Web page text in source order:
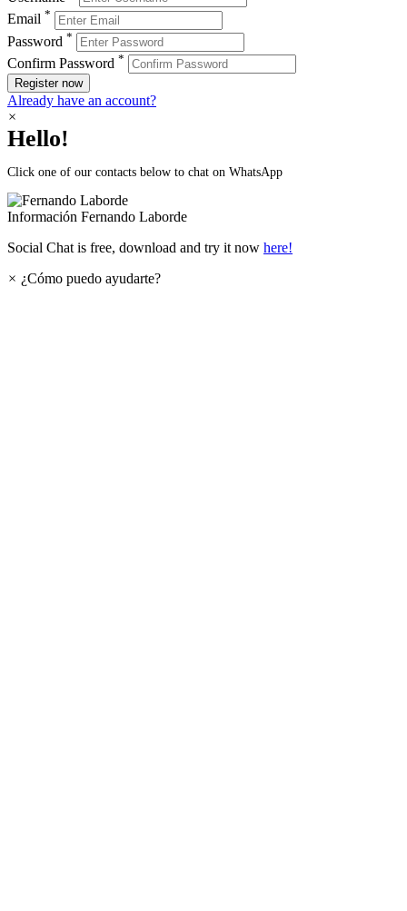
Email *
Password *
Confirm Password *
Register now
Already have an account?
×
Hello!
Click one of our contacts below to chat on WhatsApp
Información Fernando Laborde
Social Chat is free, download and try it now here!
× ¿Cómo puedo ayudarte?